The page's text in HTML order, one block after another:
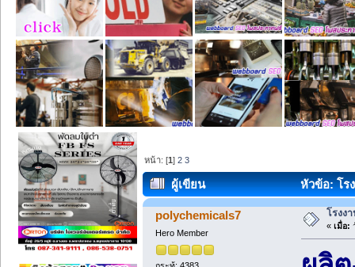
หน้า: [1]2 3
ผู้เขียน หัวข้อ: โร
polychemicals7
Hero Member
กระทู้: 4383
โรงง
« เมื่อ: